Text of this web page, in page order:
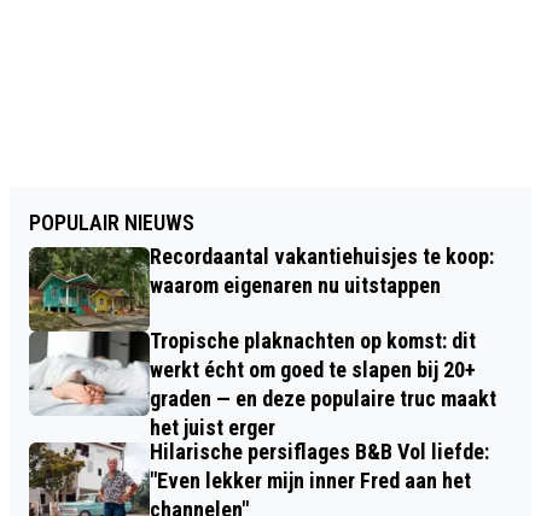
POPULAIR NIEUWS
Recordaantal vakantiehuisjes te koop:
waarom eigenaren nu uitstappen
Tropische plaknachten op komst: dit
werkt écht om goed te slapen bij 20+
graden — en deze populaire truc maakt
het juist erger
Hilarische persiflages B&B Vol liefde:
"Even lekker mijn inner Fred aan het
channelen"